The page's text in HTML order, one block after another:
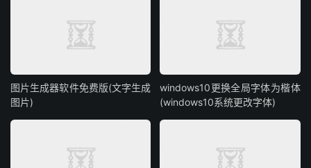
图片生成器软件免费版(文字生成
图片)
windows10更换全局字体为楷体
(windows10系统更改字体)